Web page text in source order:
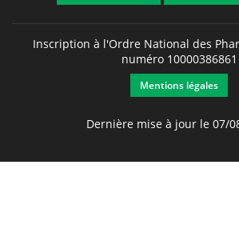
Inscription à l'Ordre National des
numéro 10000386861
Mentions légales
Dernière mise à jour le 07/